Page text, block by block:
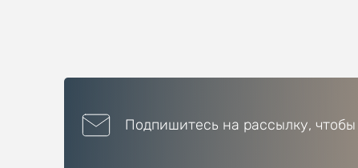
Подпишитесь на рассылку,